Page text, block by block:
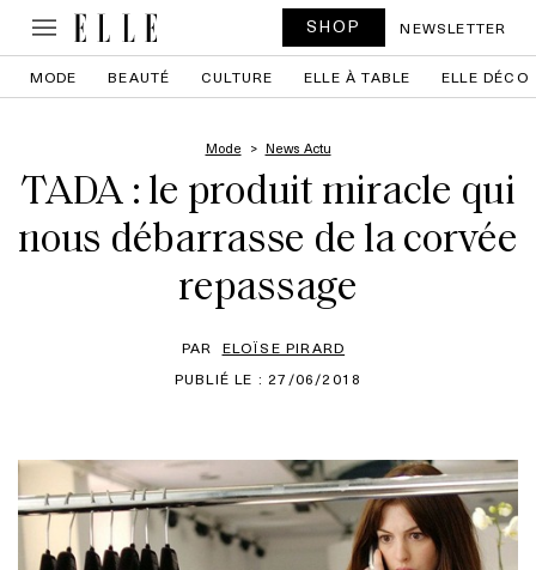
SHOP NEWSLETTER
MODE BEAUTÉ CULTURE ELLE À TABLE ELLE DÉCO
Mode News Actu
TADA : le produit miracle qui
nous débarrasse de la corvée
repassage
PAR ELOÏSE PIRARD
PUBLIÉ LE : 27/06/2018